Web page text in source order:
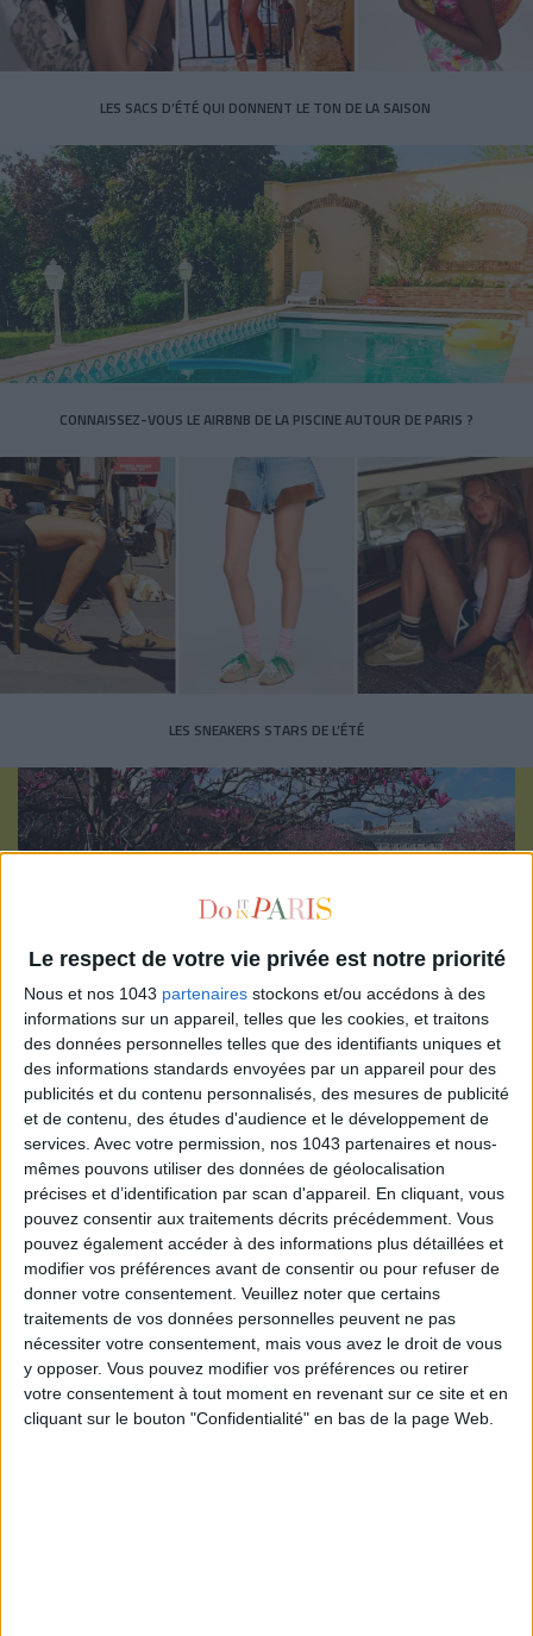
Le respect de votre vie privée est notre priorité
Nous et nos 1043 partenaires stockons et/ou accédons à des
informations sur un appareil, telles que les cookies, et traitons
des données personnelles telles que des identifiants uniques et
des informations standards envoyées par un appareil pour des
publicités et du contenu personnalisés, des mesures de publicité
et de contenu, des études d'audience et le développement de
services. Avec votre permission, nos 1043 partenaires et nous-
mêmes pouvons utiliser des données de géolocalisation
précises et d’identification par scan d'appareil. En cliquant, vous
pouvez consentir aux traitements décrits précédemment. Vous
pouvez également accéder à des informations plus détaillées et
modifier vos préférences avant de consentir ou pour refuser de
donner votre consentement. Veuillez noter que certains
traitements de vos données personnelles peuvent ne pas
nécessiter votre consentement, mais vous avez le droit de vous
y opposer. Vous pouvez modifier vos préférences ou retirer
votre consentement à tout moment en revenant sur ce site et en
cliquant sur le bouton "Confidentialité" en bas de la page Web.
LES SACS D’ÉTÉ QUI DONNENT LE TON DE LA SAISON
CONNAISSEZ-VOUS LE AIRBNB DE LA PISCINE AUTOUR DE PARIS ?
LES SNEAKERS STARS DE L’ÉTÉ
Inscrivez-vous à notre newsletter
S'INSCRIRE
ADOPT PARFUMS RÉVOLUTIONNE LA PARFUMERIE MADE IN FRANCE À PETIT PRIX